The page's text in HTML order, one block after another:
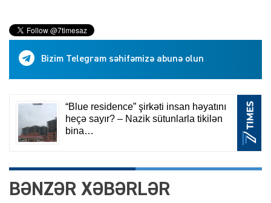
Bizim Telegram səhifəmizə abunə olun
BƏNZƏR XƏBƏRLƏR